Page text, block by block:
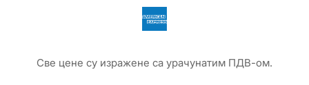
Све цене су изражене са урачунатим ПДВ-ом.